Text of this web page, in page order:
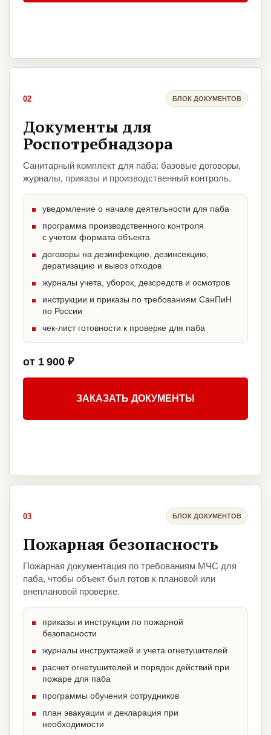
02 БЛОК ДОКУМЕНТОВ
Документы для
Роспотребнадзора
Санитарный комплект для паба: базовые договоры,
журналы, приказы и производственный контроль.
уведомление о начале деятельности для паба
программа производственного контроля
с учетом формата объекта
договоры на дезинфекцию, дезинсекцию,
дератизацию и вывоз отходов
журналы учета, уборок, дезсредств и осмотров
инструкции и приказы по требованиям СанПиН
по России
чек-лист готовности к проверке для паба
от 1 900 ₽
ЗАКАЗАТЬ ДОКУМЕНТЫ
03 БЛОК ДОКУМЕНТОВ
Пожарная безопасность
Пожарная документация по требованиям МЧС для
паба, чтобы объект был готов к плановой или
внеплановой проверке.
приказы и инструкции по пожарной
безопасности
журналы инструктажей и учета огнетушителей
расчет огнетушителей и порядок действий при
пожаре для паба
программы обучения сотрудников
план эвакуации и декларация при
необходимости